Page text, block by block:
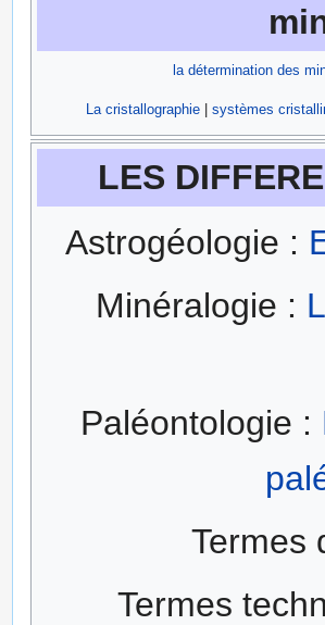
la détermination des
La cristallographie| systèmes
LES
Astrogéologie :
Minéralogie :
Paléontologie :
Termes
Termes